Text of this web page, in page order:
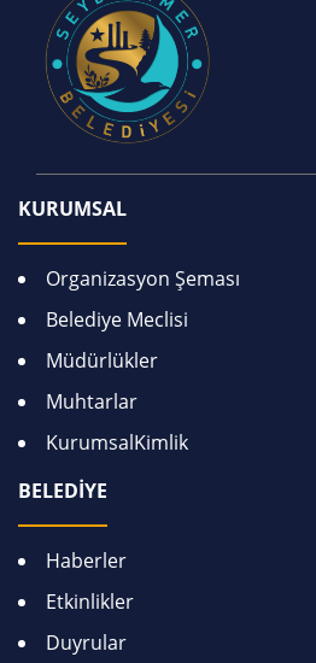
KURUMSAL
Organizasyon Şeması
Belediye Meclisi
Müdürlükler
Muhtarlar
KurumsalKimlik
BELEDİYE
Haberler
Etkinlikler
Duyrular